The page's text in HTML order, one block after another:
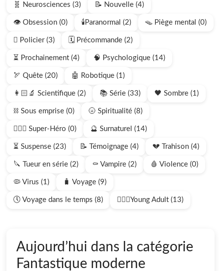
🧬 Neurosciences (3) 📝 Nouvelle (4)
👁️ Obsession (0) 🕯️Paranormal (2) 🪤 Piège mental (0)
🫆 Policier (3) 🗓️ Précommande (2)
⏳ Prochainement (4) 🧠 Psychologique (14)
🏹 Quête (20) 🤖 Robotique (1)
👩🏻‍🔬 Scientifique (2) 📚 Série (33) 🖤 Sombre (1)
⛓️ Sous emprise (0) 🌝 Spiritualité (8)
🦸🏻‍♂️ Super-Héro (0) 🔮 Surnaturel (14)
⏳ Suspense (23) 📝 Témoignage (4) 💔 Trahison (4)
🔪 Tueur en série (2) ⚰️ Vampire (2) 🩸 Violence (0)
🦠 Virus (1) 🧳 Voyage (9)
🕔 Voyage dans le temps (8) 🧍🏻‍♂️Young Adult (13)
Aujourd’hui dans la catégorie
Fantastique moderne